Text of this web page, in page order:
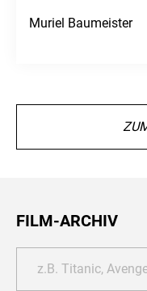
Muriel Baumeister
FILM-ARCHIV